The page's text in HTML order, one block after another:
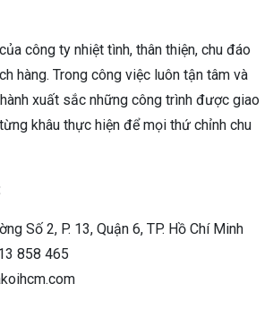
công ty nhiệt tình, thân thiện, chu đáo
hàng. Trong công việc luôn tận tâm và
xuất sắc những công trình được giao
khâu thực hiện để mọi thứ chỉnh chu
Số 2, P. 13, Quận 6, TP. Hồ Chí Minh
858 465